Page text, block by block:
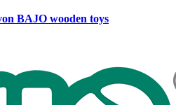
BAJO wooden toys